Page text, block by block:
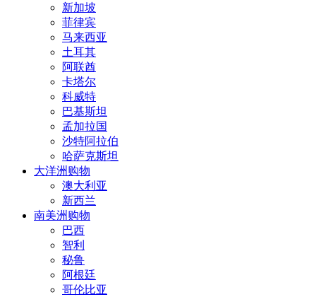
新加坡
菲律宾
马来西亚
土耳其
阿联酋
卡塔尔
科威特
巴基斯坦
孟加拉国
沙特阿拉伯
哈萨克斯坦
大洋洲购物
澳大利亚
新西兰
南美洲购物
巴西
智利
秘鲁
阿根廷
哥伦比亚